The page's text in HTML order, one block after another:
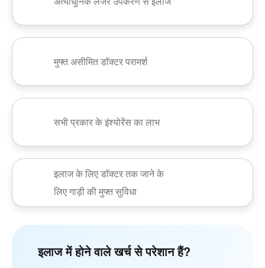
मुफ्त असीमित डॉक्टर परामर्श
सभी प्रकार के इंश्योरेंस का लाभ
इलाज के लिए डॉक्टर तक जाने के
लिए गाड़ी की मुफ्त सुविधा
इलाज में होने वाले खर्च से परेशान हैं?